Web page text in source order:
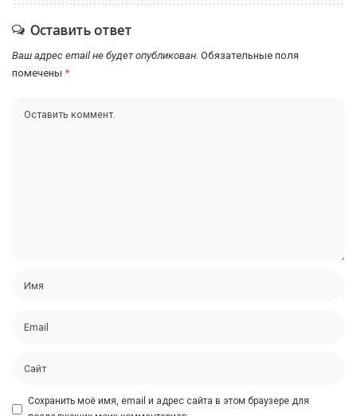
Оставить ответ
Ваш адрес email не будет опубликован. Обязательные поля
помечены *
Сохранить моё имя, email и адрес сайта в этом браузере для